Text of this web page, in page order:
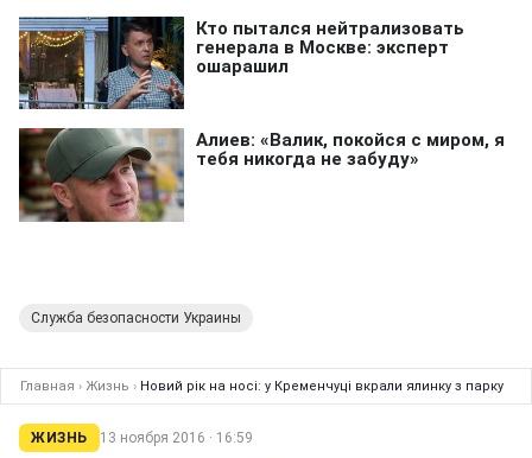
Служба безопасности Украины
Главная › Жизнь › Новий рік на носі: у Кременчуці вкрали ялинку з парку
ЖИЗНЬ 13 ноября 2016 · 16:59